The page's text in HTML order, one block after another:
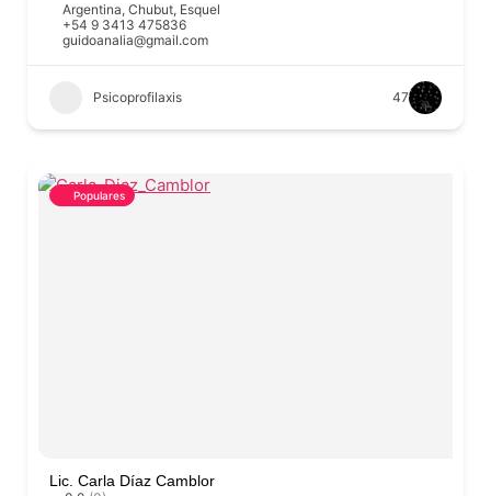
Argentina, Chubut, Esquel
+54 9 3413 475836
guidoanalia@gmail.com
Psicoprofilaxis 47
Populares
Lic. Carla Díaz Camblor